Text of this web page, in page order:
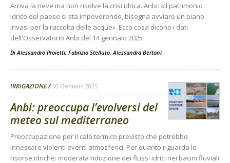
Arriva la neve ma non risolve la crisi idrica. Anbi: «Il patrimonio
idrico del paese si sta impoverendo, bisogna avviare un piano
invasi per la raccolta delle acque». Ecco cosa dicono i dati
dell'Osservatorio Anbi del 14 gennaio 2025
DiAlessandro Proietti, Fabrizio Stelluto, Alessandra Bertoni
IRRIGAZIONE 10 Gennaio 2025
Anbi: preoccupa l’evolversi del
meteo sul mediterraneo
Preoccupazione per il calo termico previsto che potrebbe
innescare violenti eventi atmosferici. Per quanto riguarda le
risorse idriche: moderata riduzione dei flussi idrici nei bacini fluviali